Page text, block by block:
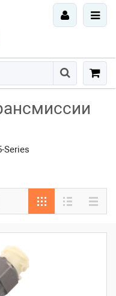
Series